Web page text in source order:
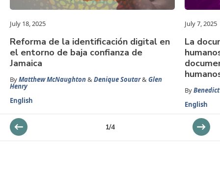
July 18, 2025
Reforma de la identificación digital en
el entorno de baja confianza de
Jamaica
ByMatthew McNaughton& Denique Soutar& Glen
Henry
English
July 7, 2025
La
By
English
1/4